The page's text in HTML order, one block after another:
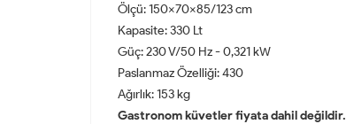
Ölçü: 150x70x85/123 cm
Kapasite: 330 Lt
Güç: 230 V/50 Hz - 0,321 kW
Paslanmaz Özelliği: 430
Ağırlık: 153 kg
Gastronom küvetler fiyata dahil değildir.